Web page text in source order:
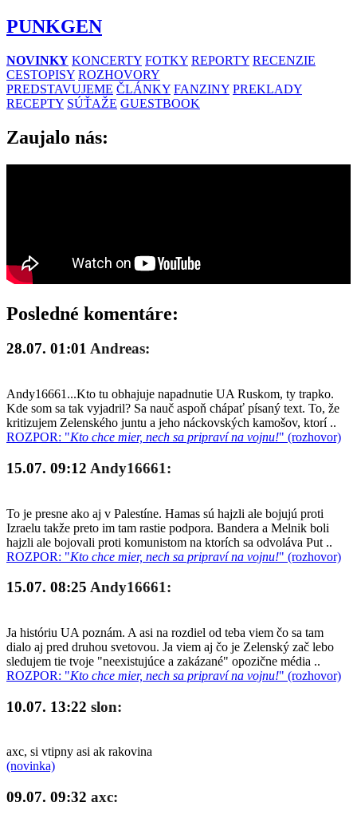
PUNKGEN
NOVINKY KONCERTY FOTKY REPORTY RECENZIE
CESTOPISY ROZHOVORY
PREDSTAVUJEME ČLÁNKY FANZINY PREKLADY
RECEPTY SÚŤAŽE GUESTBOOK
Zaujalo nás:
Posledné komentáre:
28.07. 01:01 Andreas:
Andy16661...Kto tu obhajuje napadnutie UA Ruskom, ty trapko.
Kde som sa tak vyjadril? Sa nauč aspoň chápať písaný text. To, že
kritizujem Zelenského juntu a jeho náckovských kamošov, ktorí ..
ROZPOR: "Kto chce mier, nech sa pripraví na vojnu!" (rozhovor)
15.07. 09:12 Andy16661:
To je presne ako aj v Palestíne. Hamas sú hajzli ale bojujú proti
Izraelu takže preto im tam rastie podpora. Bandera a Melnik boli
hajzli ale bojovali proti komunistom na ktorích sa odvoláva Put ..
ROZPOR: "Kto chce mier, nech sa pripraví na vojnu!" (rozhovor)
15.07. 08:25 Andy16661:
Ja históriu UA poznám. A asi na rozdiel od teba viem čo sa tam
dialo aj pred druhou svetovou. Ja viem aj čo je Zelenský zač lebo
sledujem tie tvoje "neexistujúce a zakázané" opozične média ..
ROZPOR: "Kto chce mier, nech sa pripraví na vojnu!" (rozhovor)
10.07. 13:22 slon:
axc, si vtipny asi ak rakovina
(novinka)
09.07. 09:32 axc: